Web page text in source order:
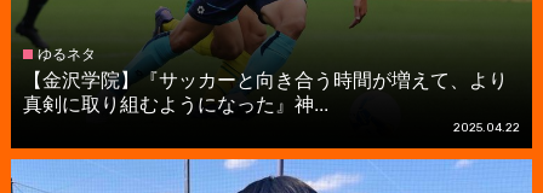
ゆるネタ
【金沢学院】『サッカーと向き合う時間が増えて、より
真剣に取り組むようになった』神...
2025.04.22